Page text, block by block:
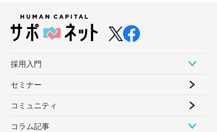
採⽤⼊⾨
セミナー
コミュニティ
コラム記事